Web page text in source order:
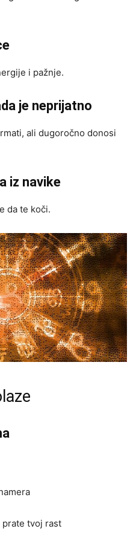
i pažnje.
je neprijatno
ali dugoročno donosi
iz navike
da te koči.
tvoj rast